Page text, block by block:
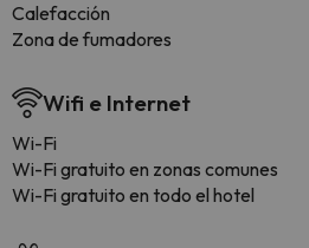
Calefacción
Zona de fumadores
Wifi e Internet
Wi-Fi
Wi-Fi gratuito en zonas comunes
Wi-Fi gratuito en todo el hotel